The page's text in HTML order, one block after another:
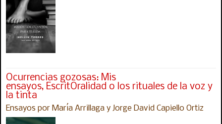
Ocurrencias gozosas: Mis
ensayos, EscritOralidad o los rituales de la voz y
la tinta
Ensayos por María Arrillaga y Jorge David Capiello Ortiz